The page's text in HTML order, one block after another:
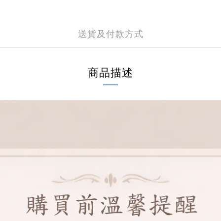
送貨及付款方式
商品描述